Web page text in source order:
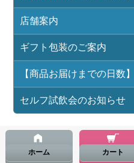
店舗案内
ギフト包装のご案内
【商品お届けまでの日数】
セルフ試飲会のお知らせ
ホーム カート